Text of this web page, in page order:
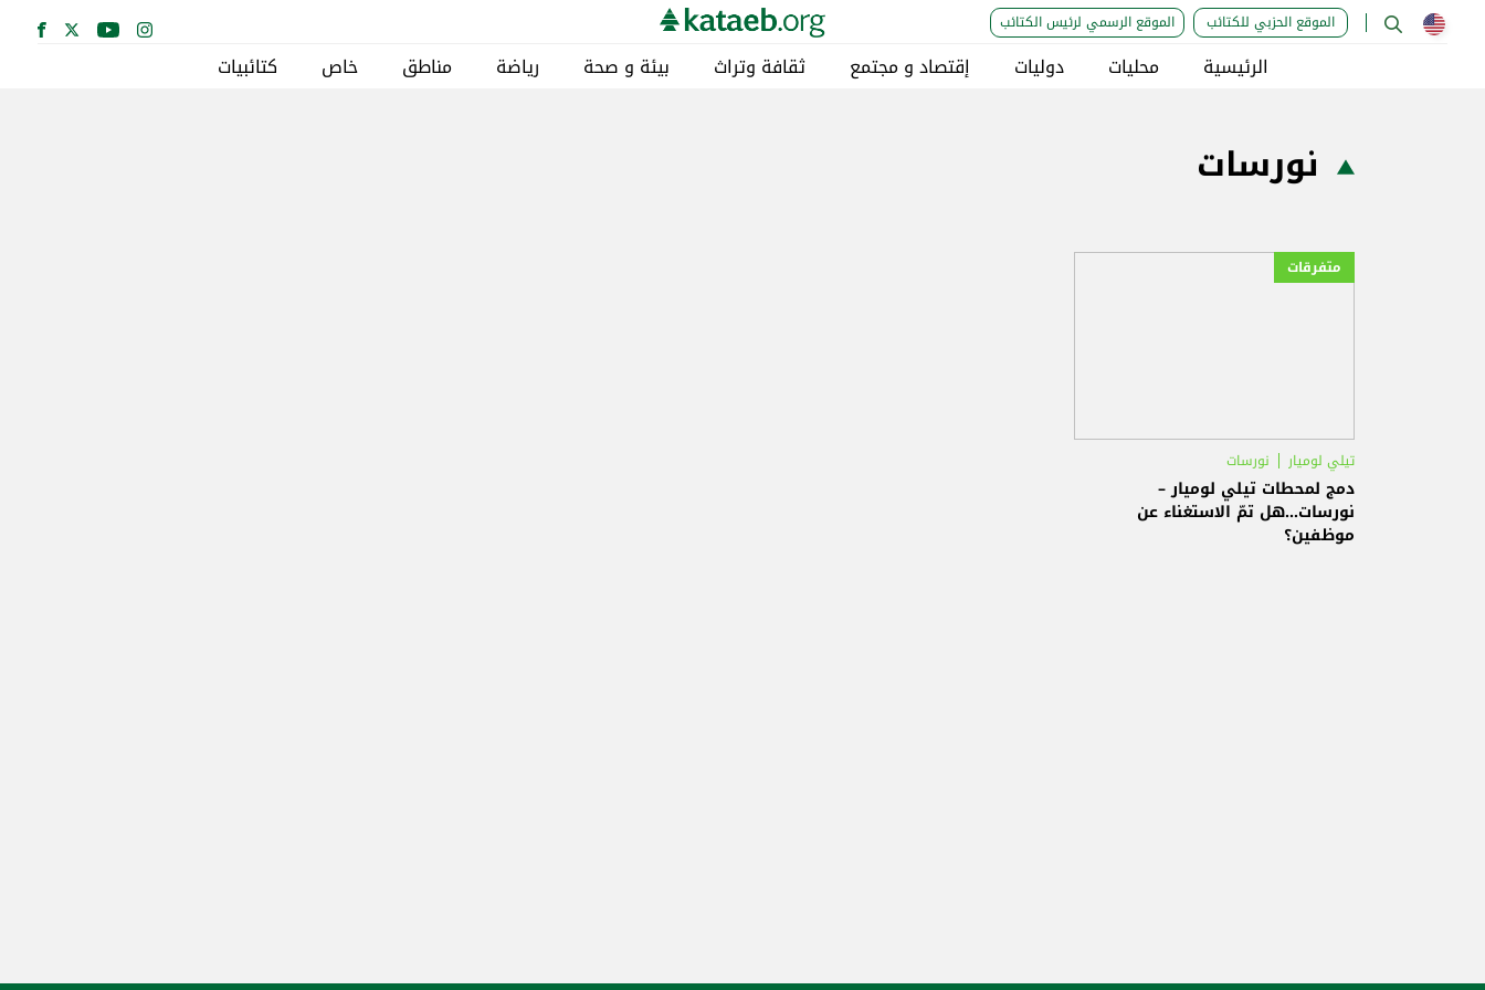
الموقع الحزبي للكتائب الموقع الرسمي لرئيس الكتائب
الرئيسية محليات دوليات إقتصاد و مجتمع ثقافة وتراث بيئة و صحة رياضة مناطق خاص كتائبيات
نورسات
متفرقات
تيلي لوميار نورسات
دمج لمحطات تيلي لوميار –
نورسات...هل تمّ الاستغناء عن
موظفين؟